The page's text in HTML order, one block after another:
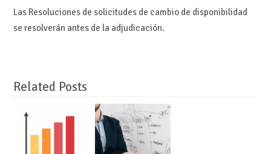
Las Resoluciones de solicitudes de cambio de disponibilidad
se resolverán antes de la adjudicación.
Related Posts